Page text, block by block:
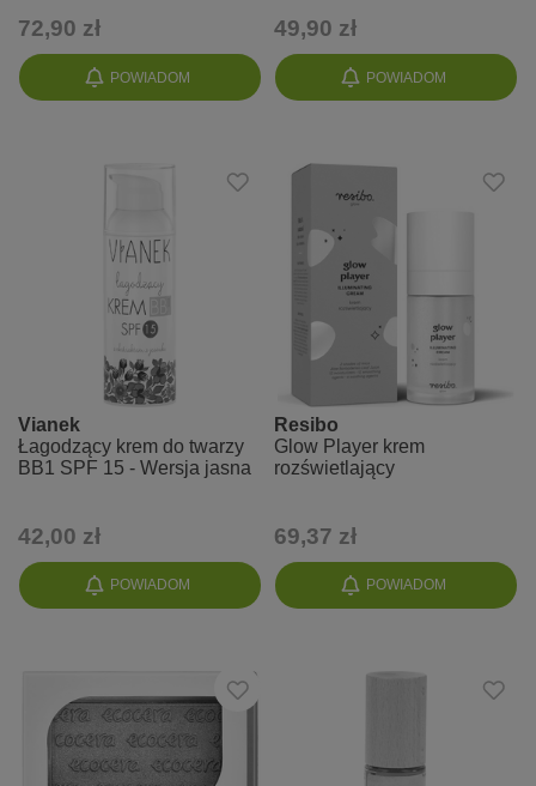
POWIADOM
72,90 zł
POWIADOM
49,90 zł
POWIADOM
Vianek
Łagodzący krem do twarzy
BB1 SPF 15 - Wersja jasna
42,00 zł
POWIADOM
Resibo
Glow Player krem
rozświetlający
69,37 zł